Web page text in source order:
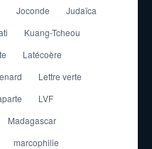
Joconde
Judaïca
Kuang-Tcheou
Latécoère
Lettre verte
LVF
Madagascar
marcophilie